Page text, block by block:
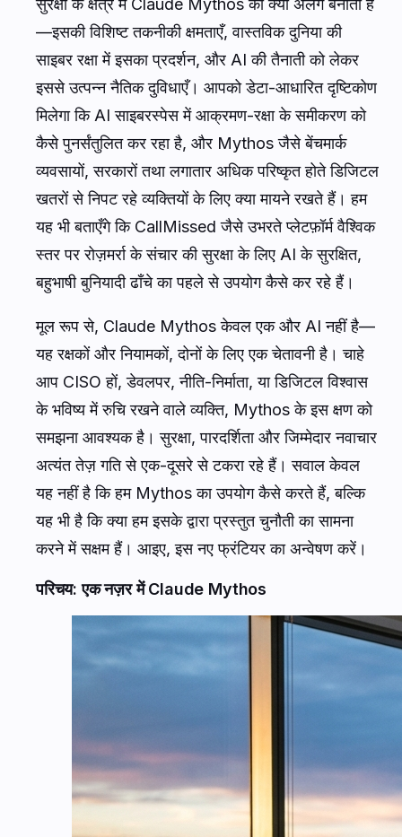
सुरक्षा के क्षेत्र में Claude Mythos को क्या अलग बनाता है
—इसकी विशिष्ट तकनीकी क्षमताएँ, वास्तविक दुनिया की
साइबर रक्षा में इसका प्रदर्शन, और AI की तैनाती को लेकर
इससे उत्पन्न नैतिक दुविधाएँ। आपको डेटा-आधारित दृष्टिकोण
मिलेगा कि AI साइबरस्पेस में आक्रमण-रक्षा के समीकरण को
कैसे पुनर्संतुलित कर रहा है, और Mythos जैसे बेंचमार्क
व्यवसायों, सरकारों तथा लगातार अधिक परिष्कृत होते डिजिटल
खतरों से निपट रहे व्यक्तियों के लिए क्या मायने रखते हैं। हम
यह भी बताएँगे कि CallMissed जैसे उभरते प्लेटफ़ॉर्म वैश्विक
स्तर पर रोज़मर्रा के संचार की सुरक्षा के लिए AI के सुरक्षित,
बहुभाषी बुनियादी ढाँचे का पहले से उपयोग कैसे कर रहे हैं।
मूल रूप से, Claude Mythos केवल एक और AI नहीं है—
यह रक्षकों और नियामकों, दोनों के लिए एक चेतावनी है। चाहे
आप CISO हों, डेवलपर, नीति-निर्माता, या डिजिटल विश्वास
के भविष्य में रुचि रखने वाले व्यक्ति, Mythos के इस क्षण को
समझना आवश्यक है। सुरक्षा, पारदर्शिता और जिम्मेदार नवाचार
अत्यंत तेज़ गति से एक-दूसरे से टकरा रहे हैं। सवाल केवल
यह नहीं है कि हम Mythos का उपयोग कैसे करते हैं, बल्कि
यह भी है कि क्या हम इसके द्वारा प्रस्तुत चुनौती का सामना
करने में सक्षम हैं। आइए, इस नए फ्रंटियर का अन्वेषण करें।
परिचय: एक नज़र में Claude Mythos